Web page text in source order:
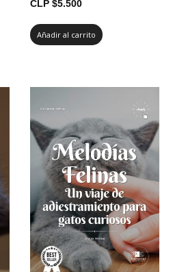
CLP $5.500
Añadir al carrito